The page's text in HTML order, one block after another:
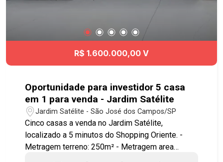
R$ 1.600.000,00 V
Oportunidade para investidor 5 casa
em 1 para venda - Jardim Satélite
Jardim Satélite - São José dos Campos/SP
Cinco casas a venda no Jardim Satélite,
localizado a 5 minutos do Shopping Oriente. -
Metragem terreno: 250m² - Metragem area